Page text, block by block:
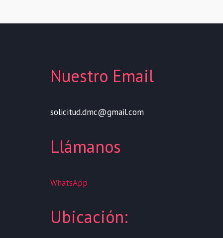
Nuestro Email
solicitud.dmc@gmail.com
Llámanos
WhatsApp
Ubicación: